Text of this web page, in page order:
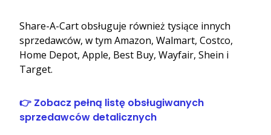
Share-A-Cart obsługuje również tysiące innych
sprzedawców, w tym Amazon, Walmart, Costco,
Home Depot, Apple, Best Buy, Wayfair, Shein i
Target.
👉 Zobacz pełną listę obsługiwanych
sprzedawców detalicznych